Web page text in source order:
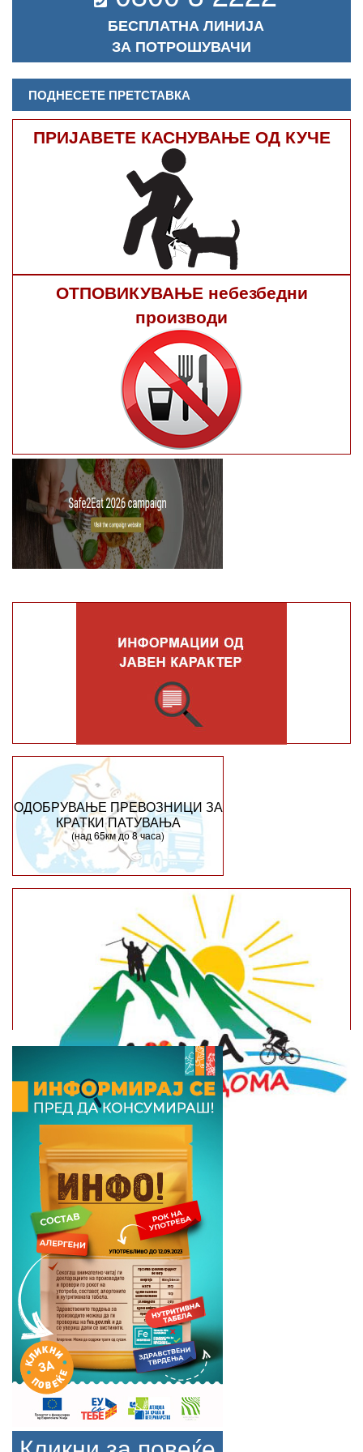
БЕСПЛАТНА ЛИНИЈА
ЗА ПОТРОШУВАЧИ
ПОДНЕСЕТЕ ПРЕТСТАВКА
ПРИЈАВЕТЕ КАСНУВАЊЕ ОД КУЧЕ
ОТПОВИКУВАЊЕ небезбедни
производи
ОДОБРУВАЊЕ ПРЕВОЗНИЦИ ЗА
КРАТКИ ПАТУВАЊА
(над 65км до 8 часа)